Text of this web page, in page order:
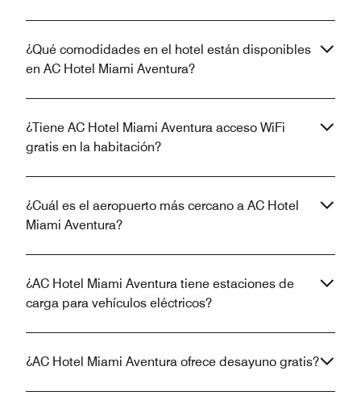
¿Qué comodidades en el hotel están disponibles
en AC Hotel Miami Aventura?
¿Tiene AC Hotel Miami Aventura acceso WiFi
gratis en la habitación?
¿Cuál es el aeropuerto más cercano a AC Hotel
Miami Aventura?
¿AC Hotel Miami Aventura tiene estaciones de
carga para vehículos eléctricos?
¿AC Hotel Miami Aventura ofrece desayuno gratis?